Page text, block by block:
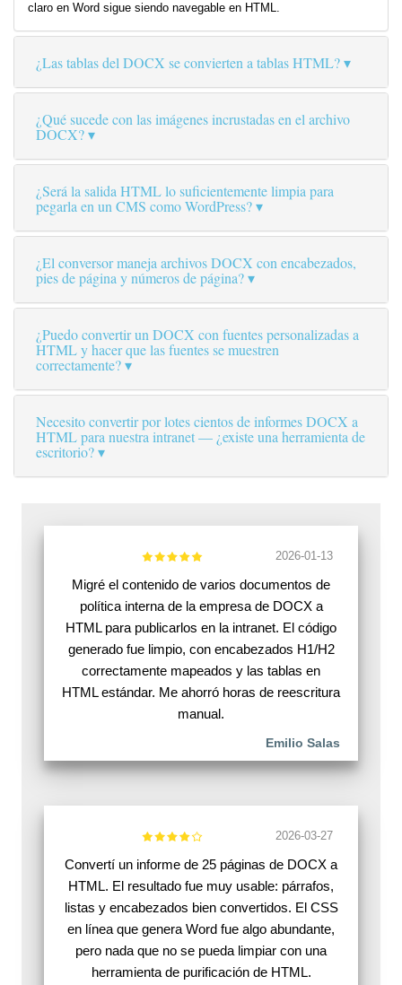
claro en Word sigue siendo navegable en HTML.
¿Las tablas del DOCX se convierten a tablas HTML?
¿Qué sucede con las imágenes incrustadas en el archivo
DOCX?
¿Será la salida HTML lo suficientemente limpia para
pegarla en un CMS como WordPress?
¿El conversor maneja archivos DOCX con encabezados,
pies de página y números de página?
¿Puedo convertir un DOCX con fuentes personalizadas a
HTML y hacer que las fuentes se muestren
correctamente?
Necesito convertir por lotes cientos de informes DOCX a
HTML para nuestra intranet — ¿existe una herramienta de
escritorio?
2026-01-13
Migré el contenido de varios documentos de
política interna de la empresa de DOCX a
HTML para publicarlos en la intranet. El código
generado fue limpio, con encabezados H1/H2
correctamente mapeados y las tablas en
HTML estándar. Me ahorró horas de reescritura
manual.
Emilio Salas
2026-03-27
Convertí un informe de 25 páginas de DOCX a
HTML. El resultado fue muy usable: párrafos,
listas y encabezados bien convertidos. El CSS
en línea que genera Word fue algo abundante,
pero nada que no se pueda limpiar con una
herramienta de purificación de HTML.